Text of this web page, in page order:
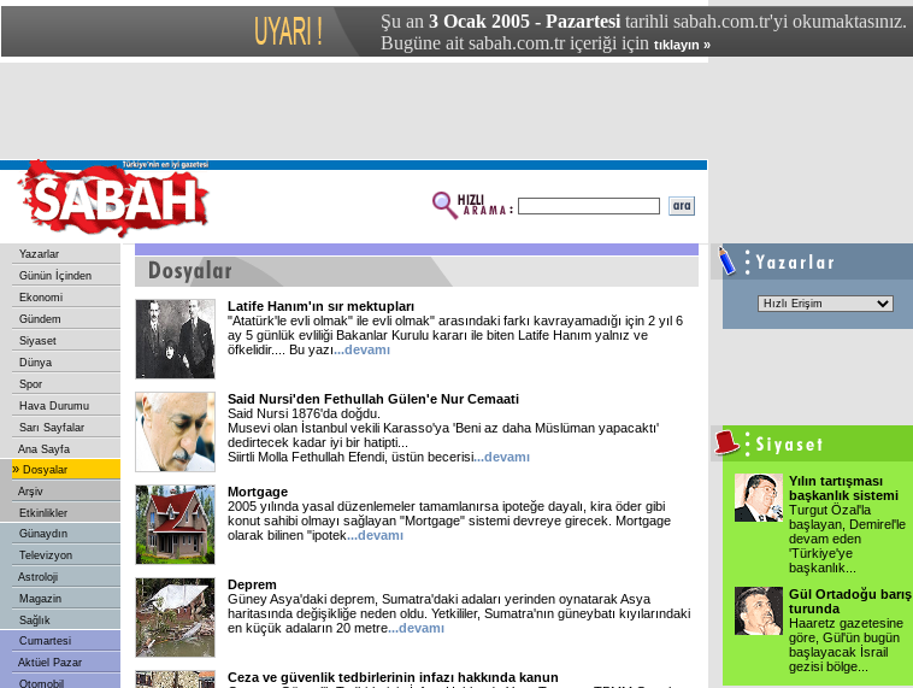
Şu an 3 Ocak 2005 - Pazartesi tarihli sabah.com.tr'yi okumaktasınız.
Bugüne ait sabah.com.tr içeriği için tıklayın »
Yazarlar
Günün İçinden
Ekonomi
Gündem
Siyaset
Dünya
Spor
Hava Durumu
Sarı Sayfalar
Ana Sayfa
» Dosyalar
Arşiv
Etkinlikler
Günaydın
Televizyon
Astroloji
Magazin
Sağlık
Cumartesi
Aktüel Pazar
Otomobil
Latife Hanım'ın sır mektupları
"Atatürk'le evli olmak" ile evli olmak" arasındaki farkı kavrayamadığı için 2 yıl 6
ay 5 günlük evliliği Bakanlar Kurulu kararı ile biten Latife Hanım yalnız ve
öfkelidir.... Bu yazı...devamı
Said Nursi'den Fethullah Gülen'e Nur Cemaati
Said Nursi 1876'da doğdu.
Musevi olan İstanbul vekili Karasso'ya 'Beni az daha Müslüman yapacaktı'
dedirtecek kadar iyi bir hatipti...
Siirtli Molla Fethullah Efendi, üstün becerisi...devamı
Mortgage
2005 yılında yasal düzenlemeler tamamlanırsa ipoteğe dayalı, kira öder gibi
konut sahibi olmayı sağlayan "Mortgage" sistemi devreye girecek. Mortgage
olarak bilinen "ipotek...devamı
Deprem
Güney Asya'daki deprem, Sumatra'daki adaları yerinden oynatarak Asya
haritasında değişikliğe neden oldu. Yetkililer, Sumatra'nın güneybatı kıyılarındaki
en küçük adaların 20 metre...devamı
Ceza ve güvenlik tedbirlerinin infazı hakkında kanun
Yılın tartışması
başkanlık sistemi
Turgut Özal'la
başlayan, Demirel'le
devam eden
'Türkiye'ye
başkanlık...
Gül Ortadoğu barış
turunda
Haaretz gazetesine
göre, Gül'ün bugün
başlayacak İsrail
gezisi bölge...